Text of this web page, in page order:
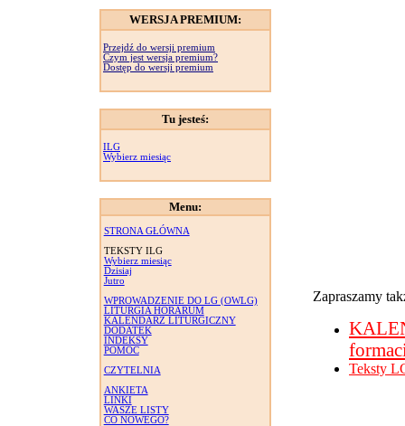
WERSJA PREMIUM:
Przejdź do wersji premium
Czym jest wersja premium?
Dostęp do wersji premium
Tu jesteś:
ILG
Wybierz miesiąc
Menu:
STRONA GŁÓWNA
TEKSTY ILG
Wybierz miesiąc
Dzisiaj
Jutro
WPROWADZENIE DO LG (OWLG)
LITURGIA HORARUM
KALENDARZ LITURGICZNY
DODATEK
INDEKSY
POMOC
CZYTELNIA
ANKIETA
LINKI
WASZE LISTY
CO NOWEGO?
Zapraszamy
Teksty